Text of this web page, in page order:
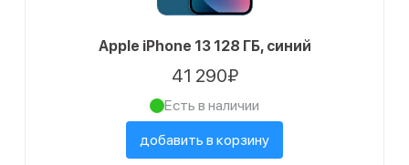
Apple iPhone 13 128 ГБ, синий
41 290₽
Есть в наличии
добавить в корзину